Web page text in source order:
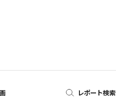
レポート検索